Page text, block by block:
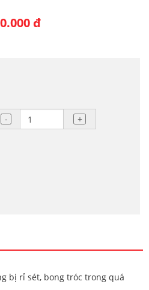
đ
bị rỉ sét, bong tróc trong quá